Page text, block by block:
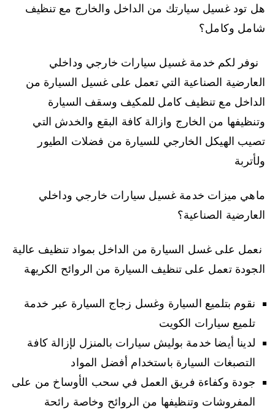
هل تود غسيل سيارتك من الداخل والخارج مع تنظيف
شامل وكامل؟
نوفر لكم خدمة غسيل سيارات خارجي وداخلي
العارضية الصناعية التي تعمل على غسيل السيارة من
الداخل مع تنظيف كامل للمكيف وسقف السيارة
وتنظيفها من الخارج وازالة كافة البقع والخدش التي
تصيب الهيكل الخارجي للسيارة من فضلات الطيور
ولأتربة
ماهي ميزات خدمة غسيل سيارات خارجي وداخلي
العارضية الصناعية؟
نعمل على غسل السيارة من الداخل بمواد تنظيف عالية
الجودة تعمل على تنظيف السيارة من الروائح الكريهة
نقوم بتلميع السيارة وغسل زجاج السيارة عبر خدمة
تلميع سيارات الكويت
لدينا أيضا خدمة بوليش سيارات بالمنزل لإزالة كافة
التصبغات السيارة باستخدام أفضل المواد
جودة وكفاءة فريق العمل في سحب الأوساخ من على
المفروشات وتنظيفها من الروائح وخاصة رائحة